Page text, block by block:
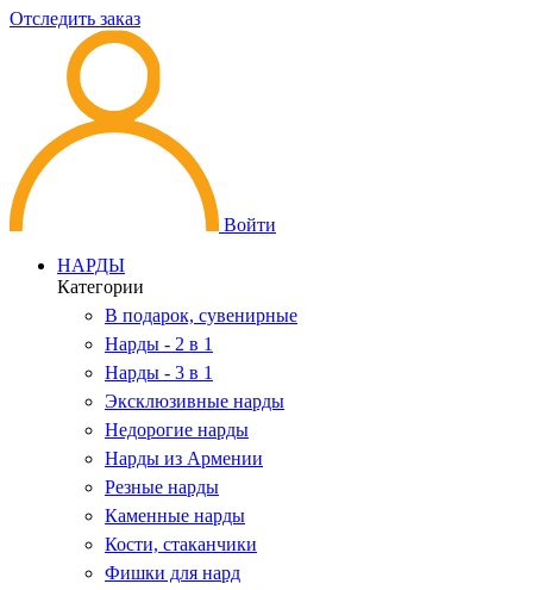
Отследить заказ
Войти
НАРДЫ
Категории
В подарок, сувенирные
Нарды - 2 в 1
Нарды - 3 в 1
Эксклюзивные нарды
Недорогие нарды
Нарды из Армении
Резные нарды
Каменные нарды
Кости, стаканчики
Фишки для нард